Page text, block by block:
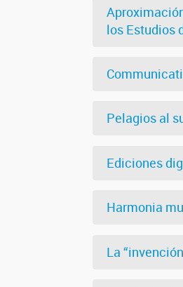
los Estudios
Pelagios al
Ediciones
Harmonia
La